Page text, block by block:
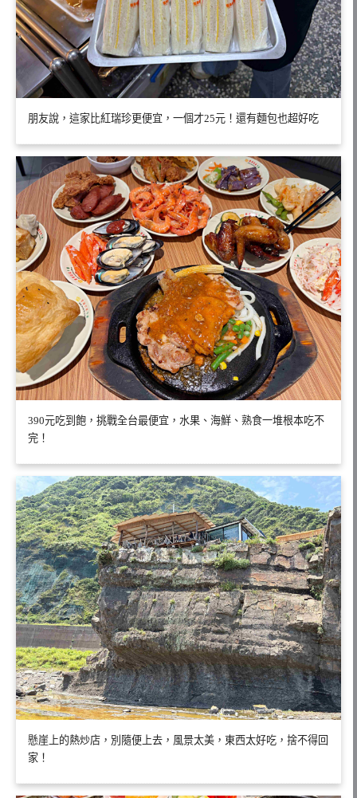
朋友說，這家比紅瑞珍更便宜，一個才25元！還有麵包也超好吃
390元吃到飽，挑戰全台最便宜，水果、海鮮、熟食一堆根本吃不
完！
懸崖上的熱炒店，別隨便上去，風景太美，東西太好吃，捨不得回
家！